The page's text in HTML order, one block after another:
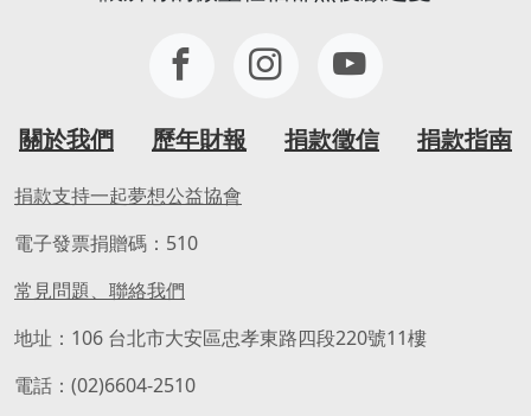
關於我們 歷年財報 捐款徵信 捐款指南
捐款支持一起夢想公益協會
電子發票捐贈碼：510
常見問題、聯絡我們
地址：106 台北市大安區忠孝東路四段220號11樓
電話：(02)6604-2510